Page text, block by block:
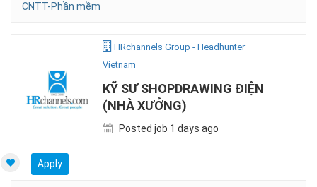
CNTT-Phần mềm
HRchannels Group - Headhunter
Vietnam
KỸ SƯ SHOPDRAWING ĐIỆN
(NHÀ XƯỞNG)
Posted job 1 days ago
Apply